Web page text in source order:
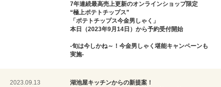
7年連続最高売上更新のオンラインショップ限定
“極上ポテトチップス”
「ポテトチップス今金男しゃく」
本日（2023年9月14日）から予約受付開始
-旬は今しかね～！今金男しゃく堪能キャンペーンも
実施-
2023.09.13
湖池屋キッチンからの新提案！